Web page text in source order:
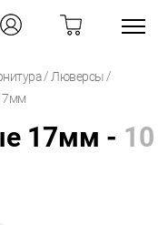
/ Люверсы /
17мм - 10